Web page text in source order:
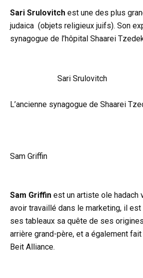
Sari Srulovitch est une des plus
judaica (objets religieux juifs). Son
synagogue de l’hôpital Shaarei
Sari Srulovitch
L’ancienne synagogue de Shaarei
Sam Griffin
Sam Griffin est un artiste ole hadach
avoir travaillé dans le marketing, il
ses tableaux sa quête de ses
arrière grand-père, et a également
Beit Alliance.